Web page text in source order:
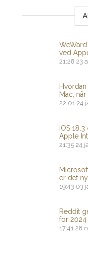
ved
21:28 23
Mac,
22:01 24
iOS
Apple
21:35 24
er det
19:43 03
Reddit
for 2024
17:41 28